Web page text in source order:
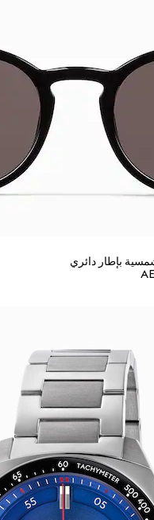
بإطار دائري